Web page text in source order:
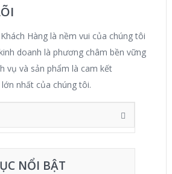
Hàng là nềm vui của chúng tôi
doanh là phương châm bền vững
vụ và sản phẩm là cam kết
nhất của chúng tôi.
NỔI BẬT